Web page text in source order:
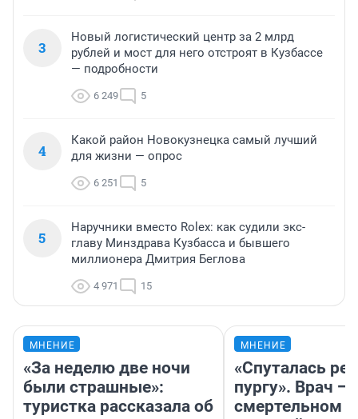
3
Новый логистический центр за 2 млрд
рублей и мост для него отстроят в Кузбассе
— подробности
6 249 5
4
Какой район Новокузнецка самый лучший
для жизни — опрос
6 251 5
5
Наручники вместо Rolex: как судили экс-
главу Минздрава Кузбасса и бывшего
миллионера Дмитрия Беглова
4 971 15
МНЕНИЕ
«За неделю две ночи
были страшные»:
туристка рассказала об
МНЕНИЕ
«Спуталась
пургу». Врач —
смертельном